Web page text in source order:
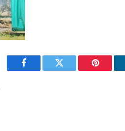
Facebook Twitter Pinterest